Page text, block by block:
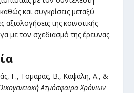
και συγκρίσεις μεταξύ
της κοινοτικής
με τον σχεδιασμό της έρευνας.
Γ., Τομαράς, Β., Καψάλη, Α., &
Ατμόσφαιρα Χρόνιων